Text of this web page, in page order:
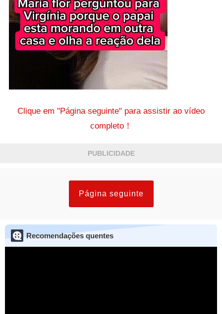
Clique em "Página seguinte" para assistir ao vídeo
completo！
PUBLICIDADE
Página seguinte
Recomendações quentes